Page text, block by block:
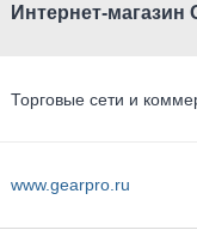
Интернет-магазин
Торговые сети и
www.gearpro.ru